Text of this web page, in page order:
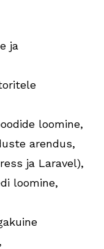
ja
loomine,
arendus,
ja Laravel),
loomine,